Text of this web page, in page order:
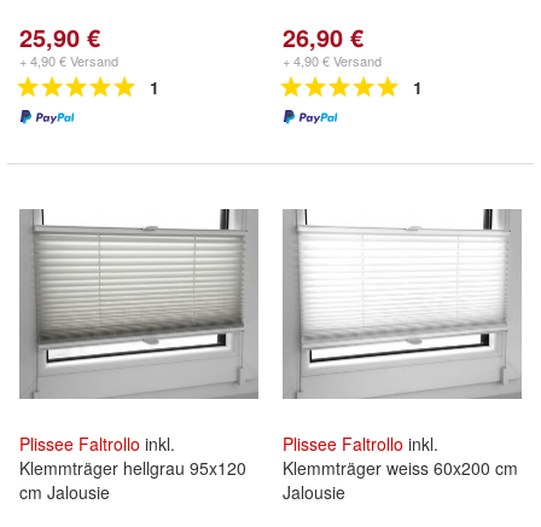
25,90 €
+ 4,90 € Versand
1
26,90 €
+ 4,90 € Versand
1
Plissee Faltrollo inkl.
Klemmträger hellgrau 95x120
cm Jalousie
Plissee Faltrollo inkl.
Klemmträger weiss 60x200 cm
Jalousie